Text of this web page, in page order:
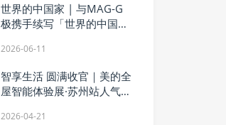
世界的中国家 | 与MAG-G
极携手续写「世界的中国
2026-06-11
智享生活 圆满收官｜美的全
屋智能体验展·苏州站人气爆
2026-04-21